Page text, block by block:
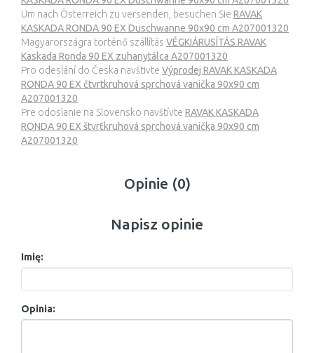
Um nach Österreich zu versenden, besuchen Sie RAVAK
KASKADA RONDA 90 EX Duschwanne 90x90 cm A207001320
Magyarországra történő szállítás VÉGKIÁRUSÍTÁS RAVAK
Kaskada Ronda 90 EX zuhanytálca A207001320
Pro odeslání do Česka navštivte Výprodej RAVAK KASKADA
RONDA 90 EX čtvrtkruhová sprchová vanička 90x90 cm
A207001320
Pre odoslanie na Slovensko navštívte RAVAK KASKADA
RONDA 90 EX štvrťkruhová sprchová vanička 90x90 cm
A207001320
Opinie (0)
Napisz opinie
Imię:
Opinia: